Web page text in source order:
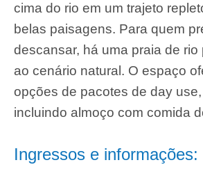
cima do rio em um trajeto
belas paisagens. Para quem
descansar, há uma praia de rio
ao cenário natural. O espaço
opções de pacotes de day
incluindo almoço com comida
Ingressos e informações: